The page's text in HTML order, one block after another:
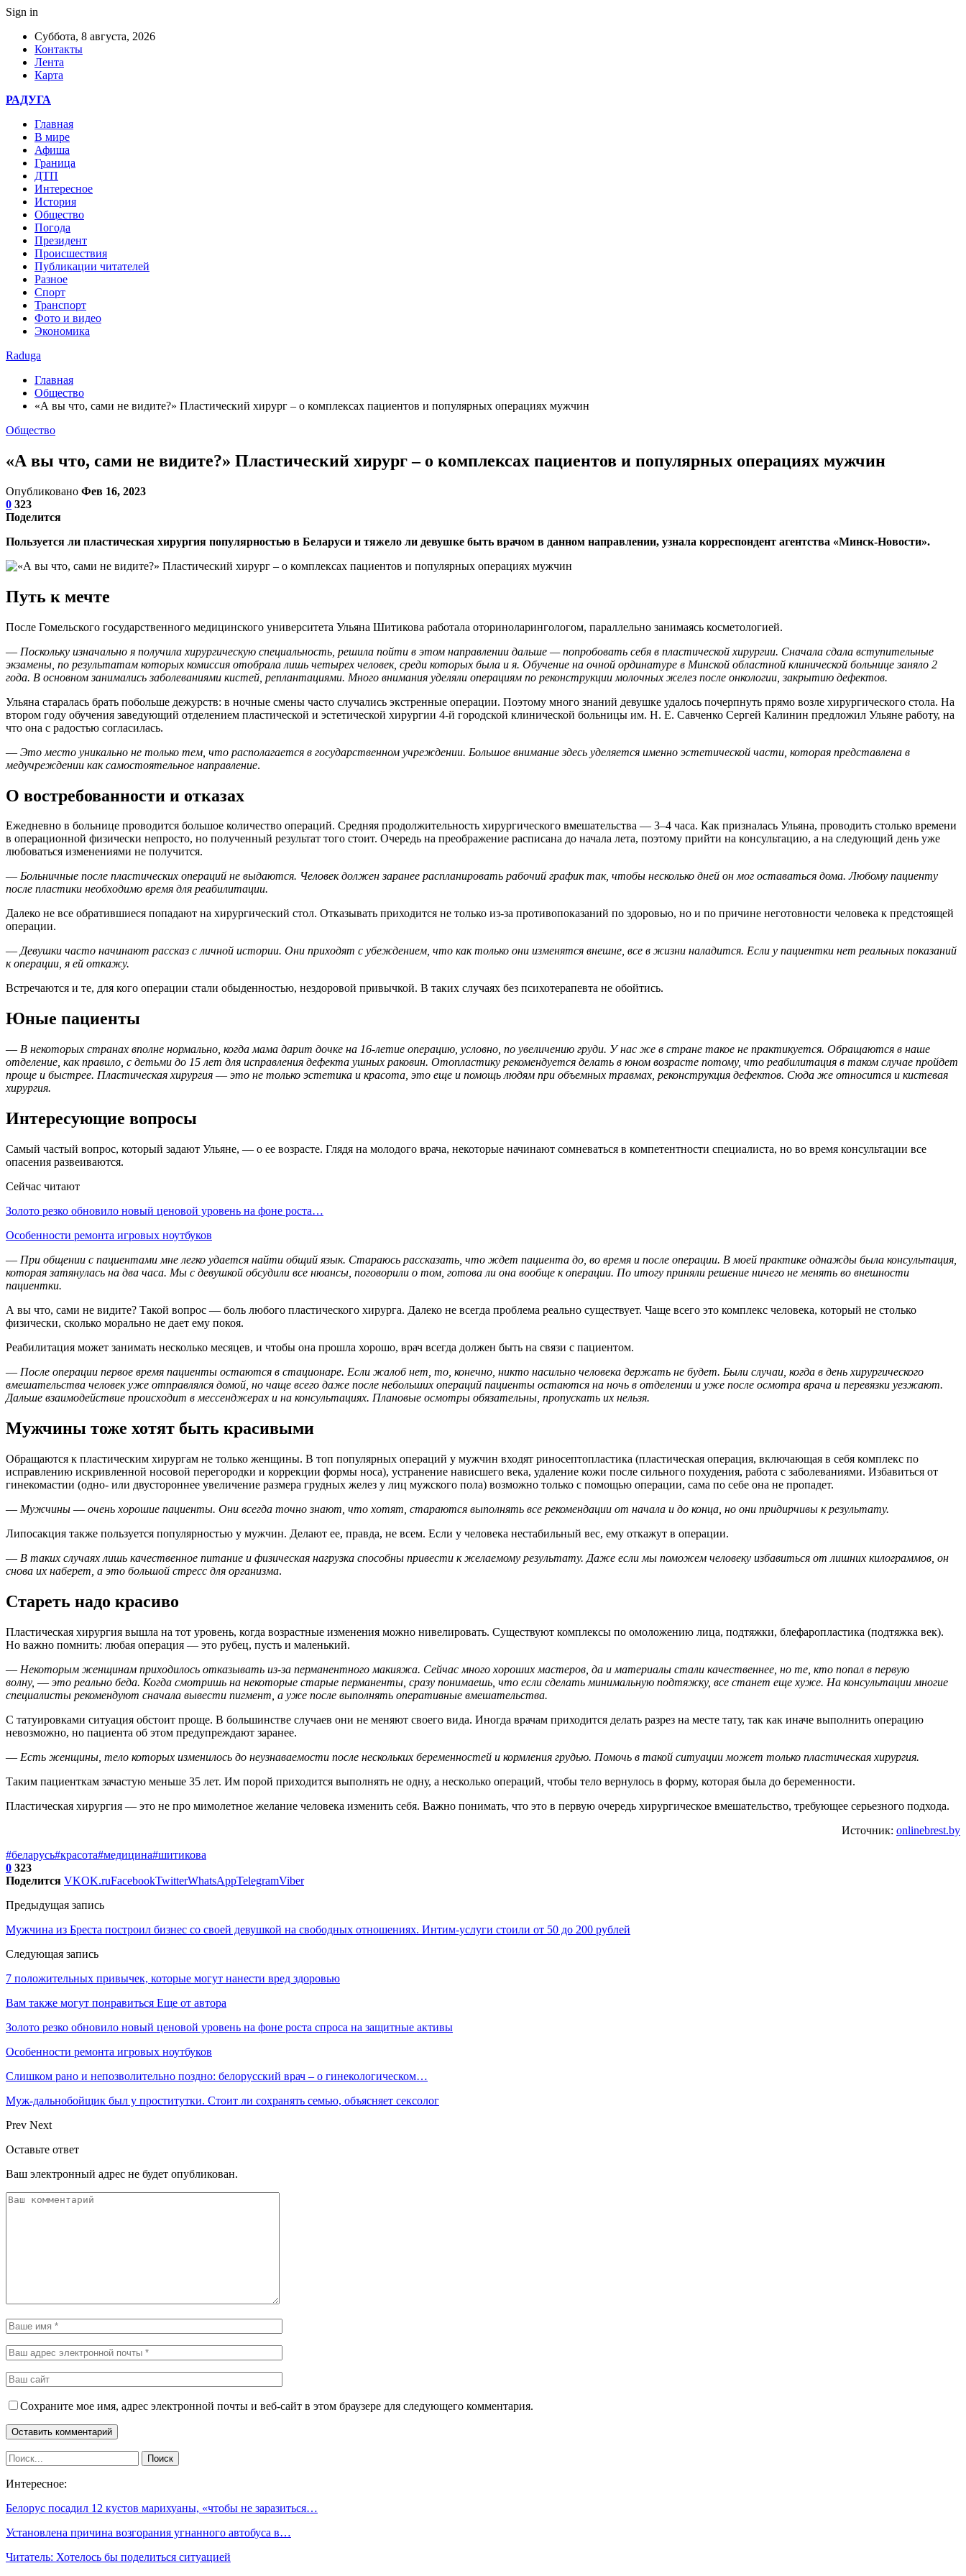
Sign in
Суббота, 8 августа, 2026
Контакты
Лента
Карта
РАДУГА
Главная
В мире
Афиша
Граница
ДТП
Интересное
История
Общество
Погода
Президент
Происшествия
Публикации читателей
Разное
Спорт
Транспорт
Фото и видео
Экономика
Raduga
Главная
Общество
«А вы что, сами не видите?» Пластический хирург – о комплексах пациентов и популярных операциях мужчин
Общество
«А вы что, сами не видите?» Пластический хирург – о комплексах пациентов и популярных операциях мужчин
Опубликовано Фев 16, 2023
0 323
Поделится
Пользуется ли пластическая хирургия популярностью в Беларуси и тяжело ли девушке быть врачом в данном направлении, узнала корреспондент агентства «Минск-Новости».
Путь к мечте
После Гомельского государственного медицинского университета Ульяна Шитикова работала оториноларингологом, параллельно занимаясь косметологией.
— Поскольку изначально я получила хирургическую специальность, решила пойти в этом направлении дальше — попробовать себя в пластической хирургии. Сначала сдала вступительные
экзамены, по результатам которых комиссия отобрала лишь четырех человек, среди которых была и я. Обучение на очной ординатуре в Минской областной клинической больнице заняло 2
года. В основном занимались заболеваниями кистей, реплантациями. Много внимания уделяли операциям по реконструкции молочных желез после онкологии, закрытию дефектов.
Ульяна старалась брать побольше дежурств: в ночные смены часто случались экстренные операции. Поэтому много знаний девушке удалось почерпнуть прямо возле хирургического стола. На
втором году обучения заведующий отделением пластической и эстетической хирургии 4-й городской клинической больницы им. Н. Е. Савченко Сергей Калинин предложил Ульяне работу, на
что она с радостью согласилась.
— Это место уникально не только тем, что располагается в государственном учреждении. Большое внимание здесь уделяется именно эстетической части, которая представлена в
медучреждении как самостоятельное направление.
О востребованности и отказах
Ежедневно в больнице проводится большое количество операций. Средняя продолжительность хирургического вмешательства — 3–4 часа. Как призналась Ульяна, проводить столько времени
в операционной физически непросто, но полученный результат того стоит. Очередь на преображение расписана до начала лета, поэтому прийти на консультацию, а на следующий день уже
любоваться изменениями не получится.
— Больничные после пластических операций не выдаются. Человек должен заранее распланировать рабочий график так, чтобы несколько дней он мог оставаться дома. Любому пациенту
после пластики необходимо время для реабилитации.
Далеко не все обратившиеся попадают на хирургический стол. Отказывать приходится не только из-за противопоказаний по здоровью, но и по причине неготовности человека к предстоящей
операции.
—Девушки часто начинают рассказ с личной истории. Они приходят с убеждением, что как только они изменятся внешне, все в жизни наладится. Если у пациентки нет реальных показаний
к операции, я ей откажу.
Встречаются и те, для кого операции стали обыденностью, нездоровой привычкой. В таких случаях без психотерапевта не обойтись.
Юные пациенты
— В некоторых странах вполне нормально, когда мама дарит дочке на 16-летие операцию, условно, по увеличению груди. У нас же в стране такое не практикуется. Обращаются в наше
отделение, как правило, с детьми до 15 лет для исправления дефекта ушных раковин. Отопластику рекомендуется делать в юном возрасте потому, что реабилитация в таком случае пройдет
проще и быстрее. Пластическая хирургия — это не только эстетика и красота, это еще и помощь людям при объемных травмах, реконструкция дефектов. Сюда же относится и кистевая
хирургия.
Интересующие вопросы
Самый частый вопрос, который задают Ульяне, — о ее возрасте. Глядя на молодого врача, некоторые начинают сомневаться в компетентности специалиста, но во время консультации все
опасения развеиваются.
Сейчас читают
Золото резко обновило новый ценовой уровень на фоне роста…
Особенности ремонта игровых ноутбуков
— При общении с пациентами мне легко удается найти общий язык. Стараюсь рассказать, что ждет пациента до, во время и после операции. В моей практике однажды была консультация,
которая затянулась на два часа. Мы с девушкой обсудили все нюансы, поговорили о том, готова ли она вообще к операции. По итогу приняли решение ничего не менять во внешности
пациентки.
А вы что, сами не видите? Такой вопрос — боль любого пластического хирурга. Далеко не всегда проблема реально существует. Чаще всего это комплекс человека, который не столько
физически, сколько морально не дает ему покоя.
Реабилитация может занимать несколько месяцев, и чтобы она прошла хорошо, врач всегда должен быть на связи с пациентом.
— После операции первое время пациенты остаются в стационаре. Если жалоб нет, то, конечно, никто насильно человека держать не будет. Были случаи, когда в день хирургического
вмешательства человек уже отправлялся домой, но чаще всего даже после небольших операций пациенты остаются на ночь в отделении и уже после осмотра врача и перевязки уезжают.
Дальше взаимодействие происходит в мессенджерах и на консультациях. Плановые осмотры обязательны, пропускать их нельзя.
Мужчины тоже хотят быть красивыми
Обращаются к пластическим хирургам не только женщины. В топ популярных операций у мужчин входят риносептопластика (пластическая операция, включающая в себя комплекс по
исправлению искривленной носовой перегородки и коррекции формы носа), устранение нависшего века, удаление кожи после сильного похудения, работа с заболеваниями. Избавиться от
гинекомастии (одно- или двустороннее увеличение размера грудных желез у лиц мужского пола) возможно только с помощью операции, сама по себе она не пропадет.
— Мужчины — очень хорошие пациенты. Они всегда точно знают, что хотят, стараются выполнять все рекомендации от начала и до конца, но они придирчивы к результату.
Липосакция также пользуется популярностью у мужчин. Делают ее, правда, не всем. Если у человека нестабильный вес, ему откажут в операции.
— В таких случаях лишь качественное питание и физическая нагрузка способны привести к желаемому результату. Даже если мы поможем человеку избавиться от лишних килограммов, он
снова их наберет, а это большой стресс для организма.
Стареть надо красиво
Пластическая хирургия вышла на тот уровень, когда возрастные изменения можно нивелировать. Существуют комплексы по омоложению лица, подтяжки, блефаропластика (подтяжка век).
Но важно помнить: любая операция — это рубец, пусть и маленький.
— Некоторым женщинам приходилось отказывать из-за перманентного макияжа. Сейчас много хороших мастеров, да и материалы стали качественнее, но те, кто попал в первую
волну, — это реально беда. Когда смотришь на некоторые старые перманенты, сразу понимаешь, что если сделать минимальную подтяжку, все станет еще хуже. На консультации многие
специалисты рекомендуют сначала вывести пигмент, а уже после выполнять оперативные вмешательства.
С татуировками ситуация обстоит проще. В большинстве случаев они не меняют своего вида. Иногда врачам приходится делать разрез на месте тату, так как иначе выполнить операцию
невозможно, но пациента об этом предупреждают заранее.
— Есть женщины, тело которых изменилось до неузнаваемости после нескольких беременностей и кормления грудью. Помочь в такой ситуации может только пластическая хирургия.
Таким пациенткам зачастую меньше 35 лет. Им порой приходится выполнять не одну, а несколько операций, чтобы тело вернулось в форму, которая была до беременности.
Пластическая хирургия — это не про мимолетное желание человека изменить себя. Важно понимать, что это в первую очередь хирургическое вмешательство, требующее серьезного подхода.
Источник: onlinebrest.by
#беларусь#красота#медицина#шитикова
0 323
Поделится VKOK.ruFacebookTwitterWhatsAppTelegramViber
Предыдущая запись
Мужчина из Бреста построил бизнес со своей девушкой на свободных отношениях. Интим-услуги стоили от 50 до 200 рублей
Следующая запись
7 положительных привычек, которые могут нанести вред здоровью
Вам также могут понравиться Еще от автора
Золото резко обновило новый ценовой уровень на фоне роста спроса на защитные активы
Особенности ремонта игровых ноутбуков
Слишком рано и непозволительно поздно: белорусский врач – о гинекологическом…
Муж-дальнобойщик был у проститутки. Стоит ли сохранять семью, объясняет сексолог
Prev Next
Оставьте ответ
Ваш электронный адрес не будет опубликован.
Сохраните мое имя, адрес электронной почты и веб-сайт в этом браузере для следующего комментария.
Интересное:
Белорус посадил 12 кустов марихуаны, «чтобы не заразиться…
Установлена причина возгорания угнанного автобуса в…
Читатель: Хотелось бы поделиться ситуацией